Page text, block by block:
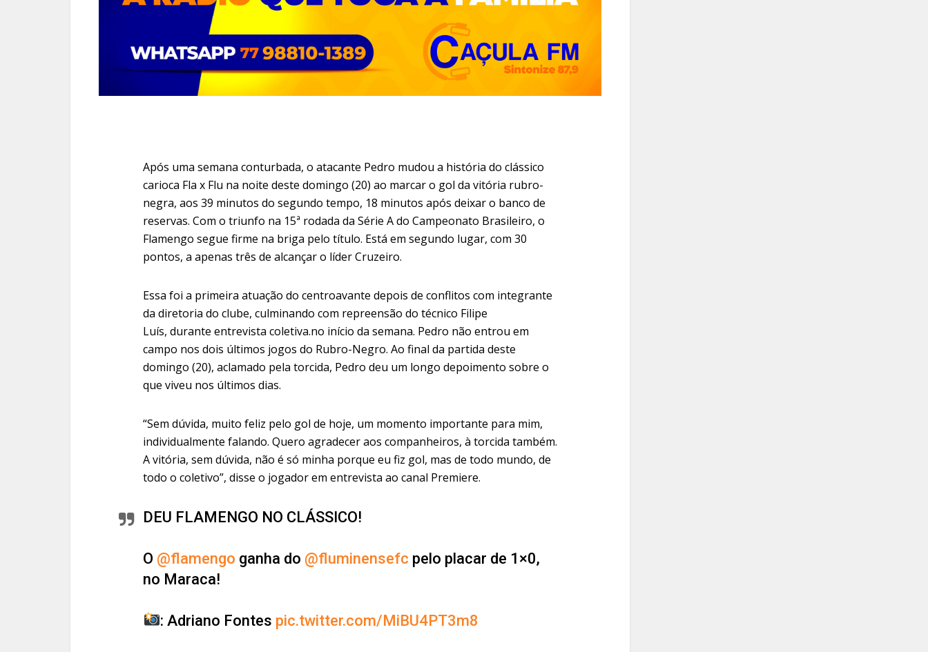
Após uma semana conturbada, o atacante Pedro mudou a história do clássico
carioca Fla x Flu na noite deste domingo (20) ao marcar o gol da vitória rubro-
negra, aos 39 minutos do segundo tempo, 18 minutos após deixar o banco de
reservas. Com o triunfo na 15ª rodada da Série A do Campeonato Brasileiro, o
Flamengo segue firme na briga pelo título. Está em segundo lugar, com 30
pontos, a apenas três de alcançar o líder Cruzeiro.
Essa foi a primeira atuação do centroavante depois de conflitos com integrante
da diretoria do clube, culminando com repreensão do técnico Filipe
Luís, durante entrevista coletiva.no início da semana. Pedro não entrou em
campo nos dois últimos jogos do Rubro-Negro. Ao final da partida deste
domingo (20), aclamado pela torcida, Pedro deu um longo depoimento sobre o
que viveu nos últimos dias.
“Sem dúvida, muito feliz pelo gol de hoje, um momento importante para mim,
individualmente falando. Quero agradecer aos companheiros, à torcida também.
A vitória, sem dúvida, não é só minha porque eu fiz gol, mas de todo mundo, de
todo o coletivo”, disse o jogador em entrevista ao canal Premiere.
DEU FLAMENGO NO CLÁSSICO!
O @flamengo ganha do @fluminensefc pelo placar de 1×0,
no Maraca!
: Adriano Fontes pic.twitter.com/MiBU4PT3m8